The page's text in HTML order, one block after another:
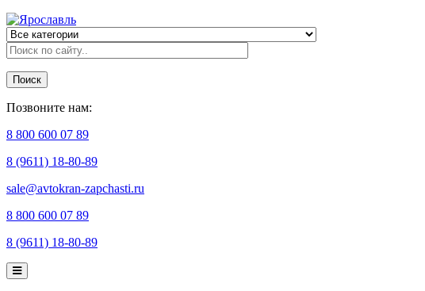
Поиск
Позвоните нам:
8 800 600 07 89
8 (9611) 18-80-89
sale@avtokran-zapchasti.ru
8 800 600 07 89
8 (9611) 18-80-89